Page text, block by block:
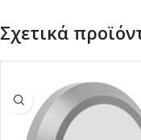
Σχετικά